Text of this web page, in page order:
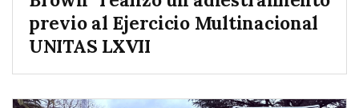
previo al Ejercicio Multinacional
UNITAS LXVII